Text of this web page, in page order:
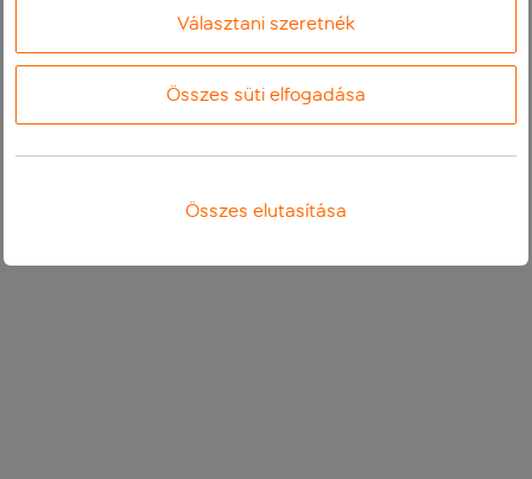
Választani szeretnék
Összes süti elfogadása
Összes elutasítása